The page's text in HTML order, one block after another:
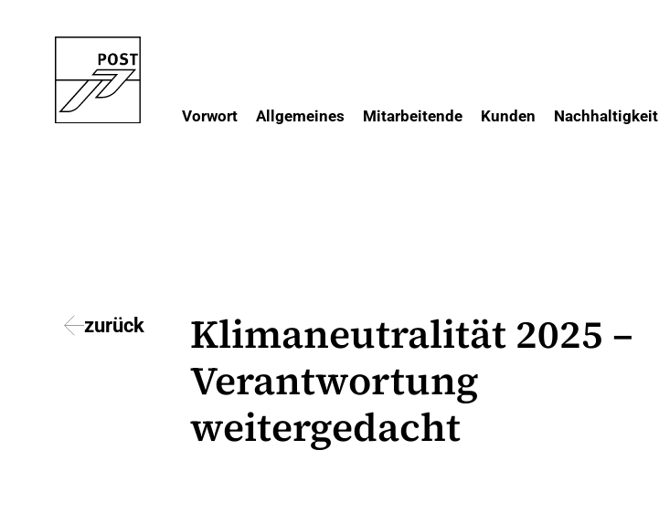
Vorwort Allgemeines Mitarbeitende Kunden Nachhaltigkeit
zurück
Klimaneutralität 2025 –
Verantwortung
weitergedacht